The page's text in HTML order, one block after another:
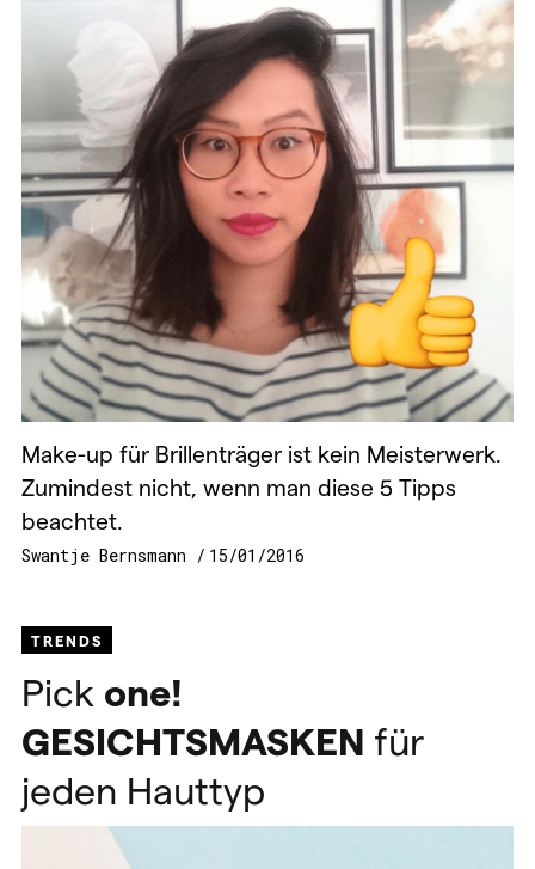
Make-up für Brillenträger ist kein Meisterwerk.
Zumindest nicht, wenn man diese 5 Tipps
beachtet.
Swantje Bernsmann 15/01/2016
TRENDS
Pick one!
GESICHTSMASKEN für
jeden Hauttyp